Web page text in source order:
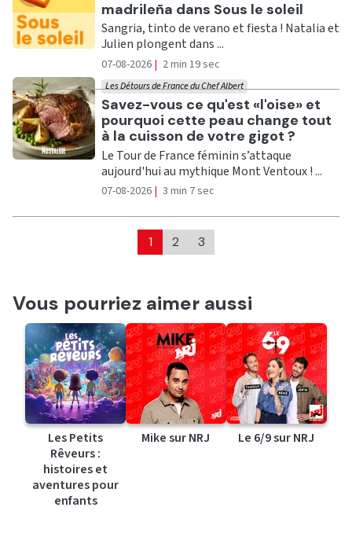
madrileña dans Sous le soleil
Sangria, tinto de verano et fiesta ! Natalia et
Julien plongent dans ...
07-08-2026 | 2 min 19 sec
Ecouter
Savez-vous ce qu'est «l'oise» et
pourquoi cette peau change tout
à la cuisson de votre gigot ?
Les Détours de France du Chef Albert
Le Tour de France féminin s’attaque
aujourd'hui au mythique Mont Ventoux ! ...
07-08-2026 | 3 min 7 sec
1 2 3
Vous pourriez aimer aussi
Les Petits
Rêveurs :
histoires et
aventures pour
enfants
Mike sur NRJ Le 6/9 sur NRJ